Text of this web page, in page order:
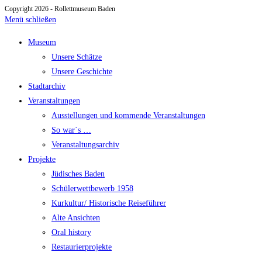
Copyright 2026 - Rollettmuseum Baden
Menü schließen
Museum
Unsere Schätze
Unsere Geschichte
Stadtarchiv
Veranstaltungen
Ausstellungen und kommende Veranstaltungen
So war`s …
Veranstaltungsarchiv
Projekte
Jüdisches Baden
Schülerwettbewerb 1958
Kurkultur/ Historische Reiseführer
Alte Ansichten
Oral history
Restaurierprojekte